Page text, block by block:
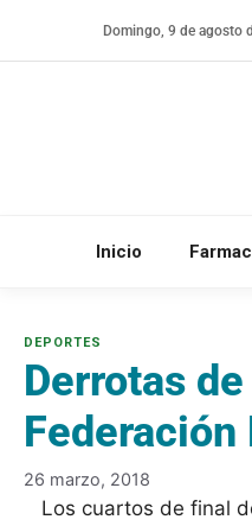
Domingo, 9 de agosto
Inicio
Derrotas
Federación
26 marzo, 2018
Los cuartos de final